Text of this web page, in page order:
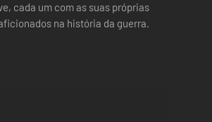
cada um com as suas próprias
na história da guerra.